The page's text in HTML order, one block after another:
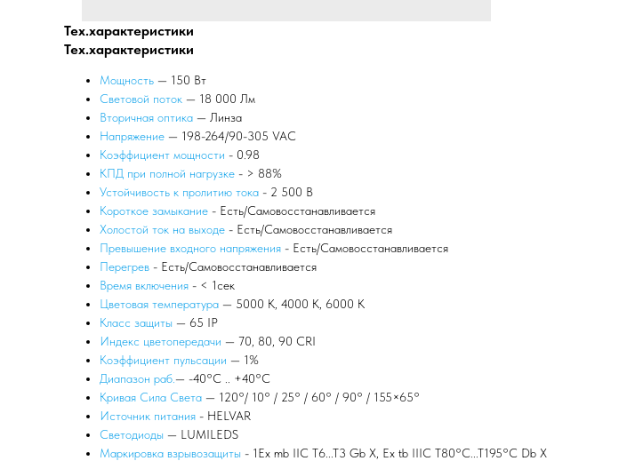
Тех.характеристики
Тех.характеристики
Мощность — 150 Вт
Световой поток — 18 000 Лм
Вторичная оптика — Линза
Напряжение — 198-264/90-305 VAC
Коэффициент мощности - 0.98
КПД при полной нагрузке - > 88%
Устойчивость к пролитию тока - 2 500 В
Короткое замыкание - Есть/Самовосстанавливается
Холостой ток на выходе - Есть/Самовосстанавливается
Превышение входного напряжения - Есть/Самовосстанавливается
Перегрев - Есть/Самовосстанавливается
Время включения - < 1сек
Цветовая температура — 5000 К, 4000 К, 6000 К
Класс защиты — 65 IP
Индекс цветопередачи — 70, 80, 90 CRI
Коэффициент пульсации — 1%
Диапазон раб.— -40°С .. +40°C
Кривая Сила Света — 120°/ 10° / 25° / 60° / 90° / 155×65°
Источник питания - HELVAR
Светодиоды — LUMILEDS
Маркировка взрывозащиты - 1Ex mb IIC T6...T3 Gb X, Ex tb IIIC T80°C...T195°C Db X